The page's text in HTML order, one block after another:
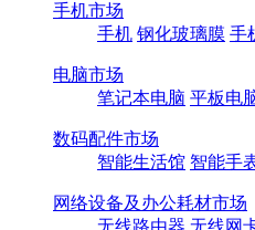
手机市场
手机 钢化玻璃膜 手
电脑市场
笔记本电脑 平板电
数码配件市场
智能生活馆 智能手
网络设备及办公耗材市场
无线路由器 无线网